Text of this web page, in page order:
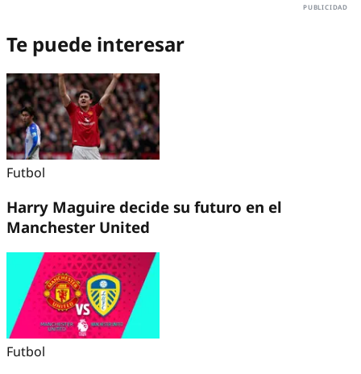
Te puede interesar
Futbol
Harry Maguire decide su futuro en el
Manchester United
Futbol